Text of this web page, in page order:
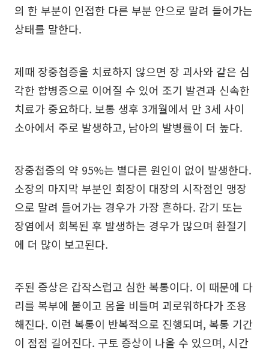
의 한 부분이 인접한 다른 부분 안으로 말려 들어가는
상태를 말한다.
제때 장중첩증을 치료하지 않으면 장 괴사와 같은 심
각한 합병증으로 이어질 수 있어 조기 발견과 신속한
치료가 중요하다. 보통 생후 3개월에서 만 3세 사이
소아에서 주로 발생하고, 남아의 발병률이 더 높다.
장중첩증의 약 95%는 별다른 원인이 없이 발생한다.
소장의 마지막 부분인 회장이 대장의 시작점인 맹장
으로 말려 들어가는 경우가 가장 흔하다. 감기 또는
장염에서 회복된 후 발생하는 경우가 많으며 환절기
에 더 많이 보고된다.
주된 증상은 갑작스럽고 심한 복통이다. 이 때문에 다
리를 복부에 붙이고 몸을 비틀며 괴로워하다가 조용
해진다. 이런 복통이 반복적으로 진행되며, 복통 기간
이 점점 길어진다. 구토 증상이 나올 수 있으며, 시간